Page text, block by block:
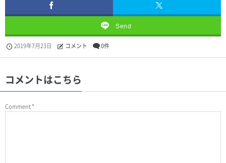
Send
2019年7月23日 コメント 0件
コメントはこちら
Comment*